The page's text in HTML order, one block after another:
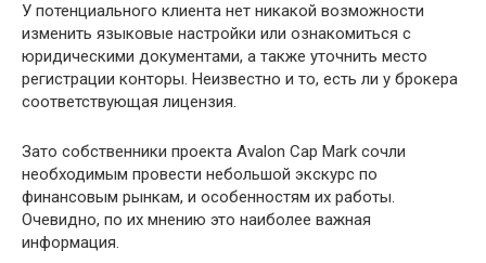
У потенциального клиента нет никакой возможности
изменить языковые настройки или ознакомиться с
юридическими документами, а также уточнить место
регистрации конторы. Неизвестно и то, есть ли у брокера
соответствующая лицензия.
Зато собственники проекта Avalon Cap Mark сочли
необходимым провести небольшой экскурс по
финансовым рынкам, и особенностям их работы.
Очевидно, по их мнению это наиболее важная
информация.